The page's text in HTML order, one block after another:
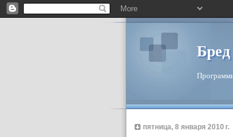
пятница, 8 января 2010 г.